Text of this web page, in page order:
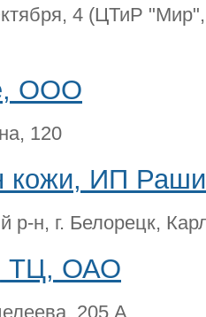
4 (ЦТиР "Мир",
ООО
120
кожи, ИП
р-н, г. Белорецк,
ТЦ, ОАО
205 А